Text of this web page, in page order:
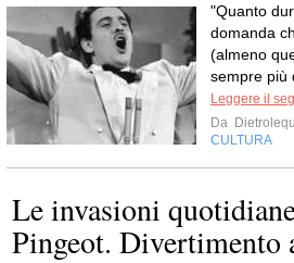
"Quanto
domanda
(almeno
sempre più
Leggere il
Da
CULTURA
Le invasioni
Pingeot. Divertimento